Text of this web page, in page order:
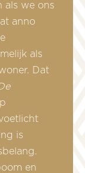
als we ons
anno
als
Dat
is
en